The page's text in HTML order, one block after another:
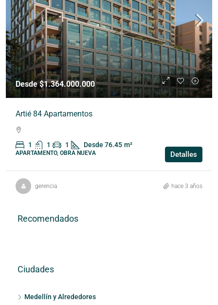
Desde $1.364.000.000
Artié 84 Apartamentos
1 1 1 Desde 76.45 m²
APARTAMENTO, OBRA NUEVA Detalles
gerencia hace 3 años
Recomendados
Ciudades
Medellín y Alrededores